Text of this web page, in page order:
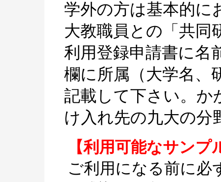
学外の方は基本的に
大教職員との「共同
利用登録申請書に名
欄に所属（大学名、
記載して下さい。か
け入れ先の九大の分
【利用可能なサン
ご利用になる前に必